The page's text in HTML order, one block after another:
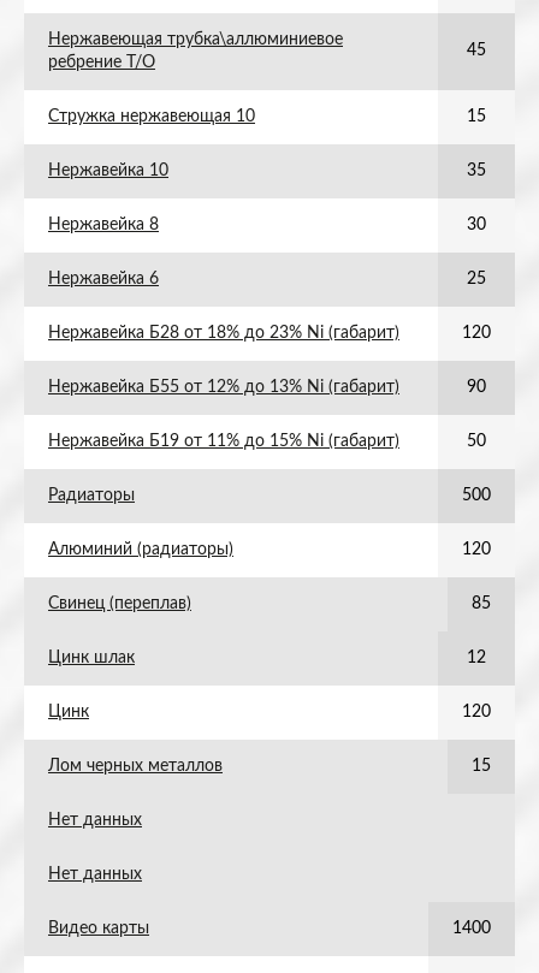
Нержавеющая трубка\аллюминиевое
ребрение Т/О
45
Стружка нержавеющая 10 15
Нержавейка 10 35
Нержавейка 8 30
Нержавейка 6 25
Нержавейка Б28 от 18% до 23% Ni (габарит) 120
Нержавейка Б55 от 12% до 13% Ni (габарит) 90
Нержавейка Б19 от 11% до 15% Ni (габарит) 50
Радиаторы 500
Алюминий (радиаторы) 120
Свинец (переплав) 85
Цинк шлак 12
Цинк 120
Лом черных металлов 15
Нет данных
Нет данных
Видео карты 1400